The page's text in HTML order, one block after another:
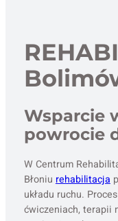
Wsparcie
powrocie
W Centrum
Błoniurehabilitacja
układu ruchu.
ćwiczeniach, terapii